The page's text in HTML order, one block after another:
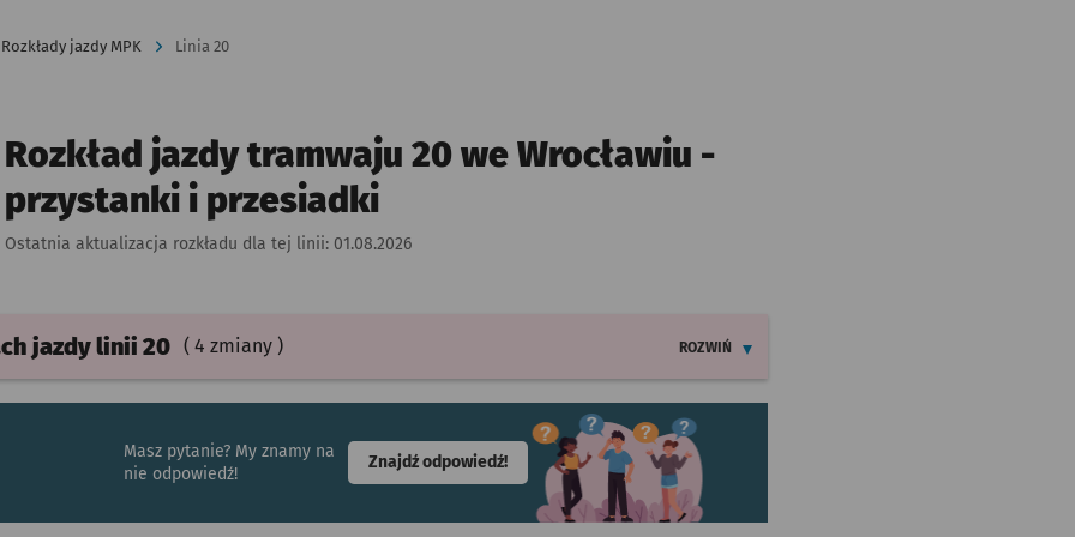
Rozkłady jazdy MPK Linia 20
Rozkład jazdy tramwaju 20 we Wrocławiu -
przystanki i przesiadki
Ostatnia aktualizacja rozkładu dla tej linii: 01.08.2026
jazdylinii 20 ( 4 zmiany )
ROZWIŃ
Masz pytanie? My znamy na
nie odpowiedź!
Znajdź odpowiedź!- otworzy się w nowej karcie